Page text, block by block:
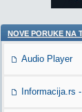
NOVE PORUKE NA
Audio Player
Informacija.rs